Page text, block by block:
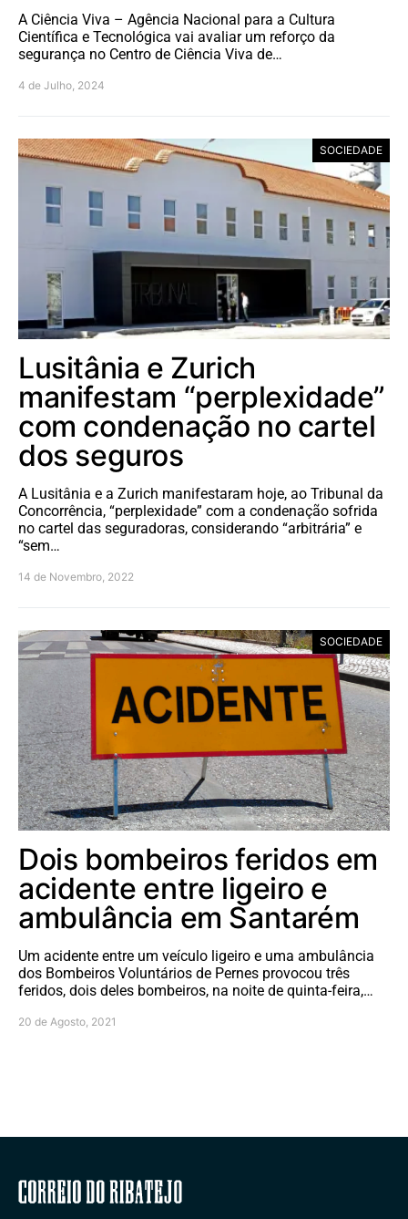
A Ciência Viva – Agência Nacional para a Cultura
Científica e Tecnológica vai avaliar um reforço da
segurança no Centro de Ciência Viva de…
4 de Julho, 2024
SOCIEDADE
Lusitânia e Zurich
manifestam “perplexidade”
com condenação no cartel
dos seguros
A Lusitânia e a Zurich manifestaram hoje, ao Tribunal da
Concorrência, “perplexidade” com a condenação sofrida
no cartel das seguradoras, considerando “arbitrária” e
“sem…
14 de Novembro, 2022
SOCIEDADE
Dois bombeiros feridos em
acidente entre ligeiro e
ambulância em Santarém
Um acidente entre um veículo ligeiro e uma ambulância
dos Bombeiros Voluntários de Pernes provocou três
feridos, dois deles bombeiros, na noite de quinta-feira,…
20 de Agosto, 2021
Correio do Ribatejo